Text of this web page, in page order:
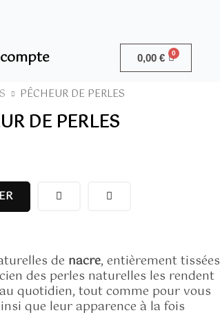
0,00€
PÊCHEUR DE PERLES
DE PERLES
de nacre, entièrement tissées
des perles naturelles les rendent
quotidien, tout comme pour vous
que leur apparence à la fois